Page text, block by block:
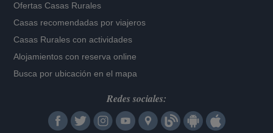
Ofertas Casas Rurales
Casas recomendadas por viajeros
Casas Rurales con actividades
Alojamientos con reserva online
Busca por ubicación en el mapa
Redes sociales: